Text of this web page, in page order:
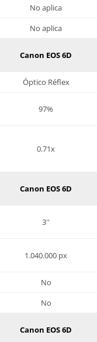
No aplica
No aplica
Canon EOS 6D
Óptico Réflex
97%
0.71x
Canon EOS 6D
3''
1.040.000 px
No
No
Canon EOS 6D